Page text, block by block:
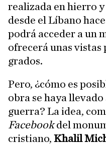
realizada en hierro
desde el Líbano
podrá acceder a un
ofrecerá unas vistas
grados.
Pero, ¿cómo es
obra se haya llevado
guerra? La idea,
Facebookdel
cristiano, Khalil